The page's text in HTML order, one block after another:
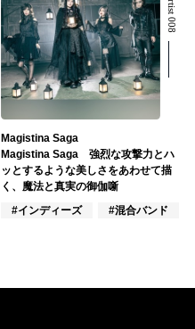
#ポップス
Magistina Saga
Magistina Saga 強烈な攻撃力とハ
ッとするような美しさをあわせて描
く、魔法と真実の御伽噺
#インディーズ
#混合バンド